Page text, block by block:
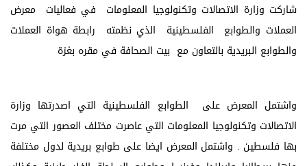
شاركت وزارة الاتصالات وتكنولوجيا المعلومات في فعاليات معرض
العملات والطوابع الفلسطينية الذي نظمته رابطة هواة العملات
والطوابع البريدية بالتعاون مع بيت الصحافة في مقره بغزة
واشتمل المعرض على الطوابع الفلسطينية التي اصدرتها وزارة
الاتصالات وتكنولوجيا المعلومات التي عاصرت مختلف العصور التي مرت
بها فلسطين . واشتمل المعرض ايضا على طوابع بريدية لدول مختلفة